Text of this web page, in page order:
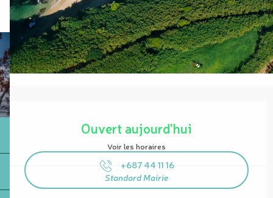
Ouverture et coordonnées
Ouvert aujourd'hui
Voir les horaires
+687 44 11 16
Standard Mairie